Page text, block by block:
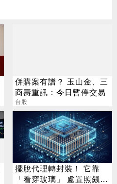
併購案有譜？ 玉山金、三
商壽重訊：今日暫停交易
台股
擺脫代理轉封裝！ 它靠
「看穿玻璃」 處置照飆2